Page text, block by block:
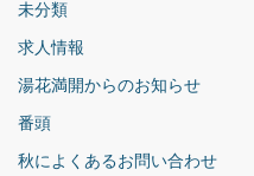
未分類
求人情報
湯花満開からのお知らせ
番頭
秋によくあるお問い合わせ